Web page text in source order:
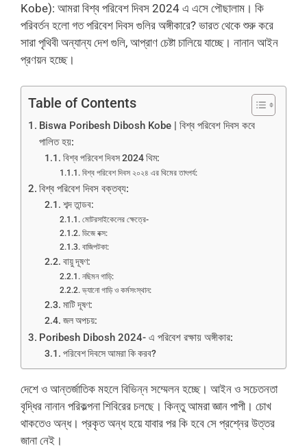
Kobe): আমরা বিশ্ব পরিবেশ দিবস 2024 এ এসে পৌছালাম। কি
পরিবর্তন হলো গত পরিবেশ দিবস গুলির অঙ্গীকারে? ভারত থেকে শুরু করে
সারা পৃথিবী অন্যান্য দেশ গুলি, আপ্রাণ চেষ্টা চালিয়ে যাচ্ছে। নানান আইন
প্রণয়ন হচ্ছে।
Table of Contents
Biswa Poribesh Dibosh Kobe | বিশ্ব পরিবেশ দিবস কবে
পালিত হয়:
বিশ্ব পরিবেশ দিবস 2024 থিম:
বিশ্ব পরিবেশ দিবস ২০২৪ এর থিমের তাৎপর্য:
বিশ্ব পরিবেশ দিবস বক্তব্য:
শব্দ তান্ডব:
মোটরসাইকেলের ক্ষেত্রে-
ডিজে বক্স:
বাজিপটকা:
বায়ু দূষণ:
নছিমন গাড়ি:
ভ্যানো গাড়ি ও কর্মসংস্থান:
মাটি দূষণ:
জল অপচয়:
Poribesh Dibosh 2024- এ পরিবেশ রক্ষায় অঙ্গীকার:
পরিবেশ দিবসে আমরা কি করব?
দেশে ও আন্তর্জাতিক মহলে বিভিন্ন সম্মেলন হচ্ছে। আইন ও সচেতনতা
বৃদ্ধির নানান পরিকল্পনা শিবিরের চলছে। কিন্তু আমরা জ্ঞান পাপী। চোখ
থাকতেও অন্ধ। প্রকৃত অন্ধ হয়ে যাবার পর কি হবে সে প্রশ্নের উত্তর
জানা নেই।